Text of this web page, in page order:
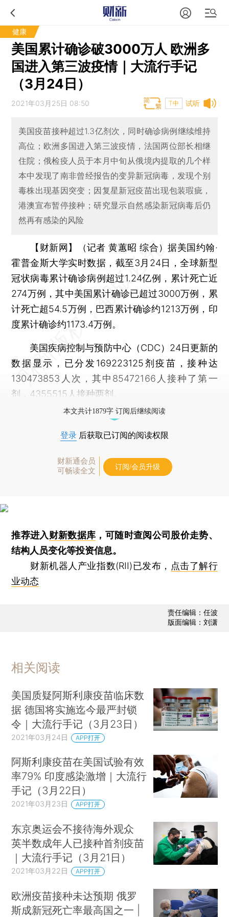
健康
美国累计确诊破3000万人 欧洲多
国进入第三波疫情｜大流行手记
（3月24日）
试听
2021年03月25日 08:50 T中
美国疫苗接种超过1.3亿剂次，同时确诊病例继续维持
高位；欧洲多国进入第三波疫情，法国两位部长相继
住院；俄检疫人员于本月中旬从俄境内提取的几个样
本中发现了南非曾经报告的变异新冠病毒，发现个别
毒株出现基因突变；因复星新冠疫苗出现包装瑕疵，
港澳宣布暂停接种；研究显示自然感染新冠病毒后仍
然再有感染的风险
【财新网】（记者 黄蕙昭 综合）据美国约翰·
霍普金斯大学实时数据，截至3月24日，全球新型
冠状病毒累计确诊病例超过1.24亿例，累计死亡近
274万例，其中美国累计确诊已超过3000万例，累
计死亡超54.5万例，巴西累计确诊约1213万例，印
度累计确诊约1173.4万例。
美国疾病控制与预防中心（CDC）24日更新的
数据显示，已分发169223125剂疫苗，接种达
130473853人次，其中85472166人接种了第一
剂，4355515人接种两剂。
本文共计1879字 订阅后继续阅读
登录 后获取已订阅的阅读权限
财新通会员
可畅读全文
订阅/会员升级
推荐进入财新数据库 ，可随时查阅公司股价走势、
结构人员变化等投资信息。
财新机器人产业指数(RII)已发布， 点击了解行
业动态
责任编辑：任波
版面编辑：刘潇
相关阅读
美国质疑阿斯利康疫苗临床数
据 德国将实施迄今最严封锁
令｜大流行手记（3月23日）
2021年03月24日 APP打开
阿斯利康疫苗在美国试验有效
率79% 印度感染激增｜大流行
手记（3月22日）
2021年03月23日 APP打开
东京奥运会不接待海外观众
英半数成年人已接种首剂疫苗
｜大流行手记（3月21日）
2021年03月22日 APP打开
欧洲疫苗接种未达预期 俄罗
斯成新冠死亡率最高国之一 |